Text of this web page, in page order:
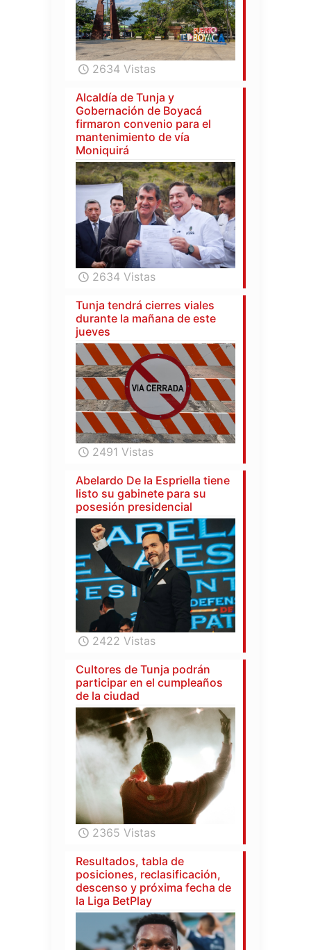
2634 Vistas
Alcaldía de Tunja y
Gobernación de Boyacá
firmaron convenio para el
mantenimiento de vía
Moniquirá
2634 Vistas
Tunja tendrá cierres viales
durante la mañana de este
jueves
2491 Vistas
Abelardo De la Espriella tiene
listo su gabinete para su
posesión presidencial
2422 Vistas
Cultores de Tunja podrán
participar en el cumpleaños
de la ciudad
2365 Vistas
Resultados, tabla de
posiciones, reclasificación,
descenso y próxima fecha de
la Liga BetPlay